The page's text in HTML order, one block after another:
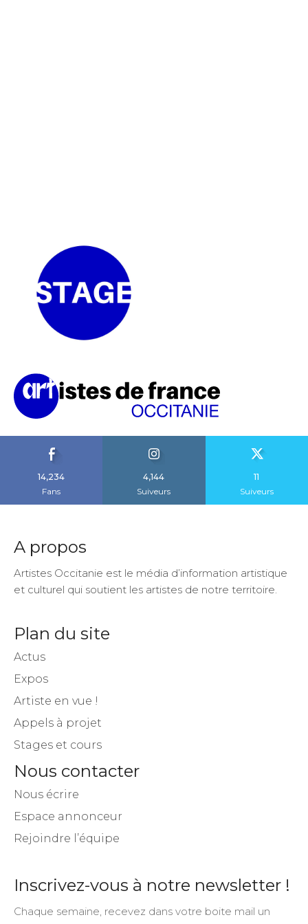
14,234
Fans
4,144
Suiveurs
11
Suiveurs
A propos
Artistes Occitanie est le média d’information artistique
et culturel qui soutient les artistes de notre territoire.
Plan du site
Actus
Expos
Artiste en vue !
Appels à projet
Stages et cours
Nous contacter
Nous écrire
Espace annonceur
Rejoindre l’équipe
Inscrivez-vous à notre newsletter !
Chaque semaine, recevez dans votre boite mail un